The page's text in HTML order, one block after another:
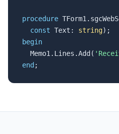
procedure
const Text: string
begin
Memo1.Lines.Add(
end ;